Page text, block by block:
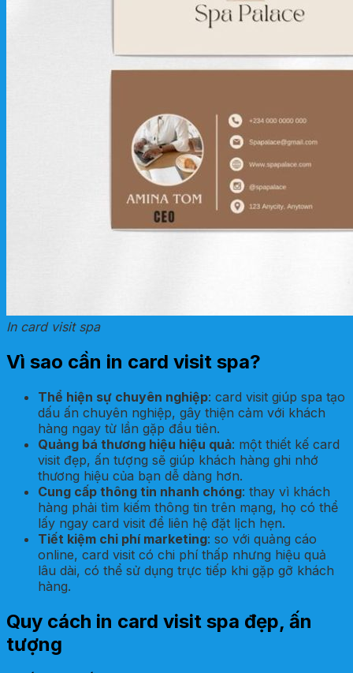
In card visit spa
Vì sao cần in card visit spa?
Thể hiện sự chuyên nghiệp: card visit giúp spa tạo
dấu ấn chuyên nghiệp, gây thiện cảm với khách
hàng ngay từ lần gặp đầu tiên.
Quảng bá thương hiệu hiệu quả: một thiết kế card
visit đẹp, ấn tượng sẽ giúp khách hàng ghi nhớ
thương hiệu của bạn dễ dàng hơn.
Cung cấp thông tin nhanh chóng: thay vì khách
hàng phải tìm kiếm thông tin trên mạng, họ có thể
lấy ngay card visit để liên hệ đặt lịch hẹn.
Tiết kiệm chi phí marketing: so với quảng cáo
online, card visit có chi phí thấp nhưng hiệu quả
lâu dài, có thể sử dụng trực tiếp khi gặp gỡ khách
hàng.
Quy cách in card visit spa đẹp, ấn
tượng